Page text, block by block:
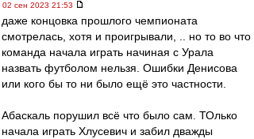
02 сен 2023 21:53
даже концовка прошлого чемпионата
смотрелась, хотя и проигрывали, .. но то во что
команда начала играть начиная с Урала
назвать футболом нельзя. Ошибки Денисова
или кого бы то ни было ещё это частности.
Абаскаль порушил всё что было сам. ТОлько
начала играть Хлусевич и забил дважды